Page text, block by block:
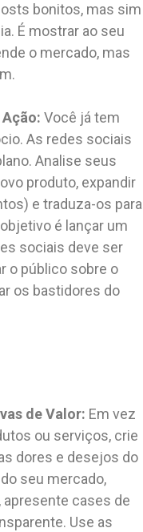
bonitos, mas sim
É mostrar ao seu
o mercado, mas
Você já tem
As redes sociais
Analise seus
produto, expandir
e traduza-os para
é lançar um
sociais deve ser
o público sobre o
os bastidores do
de Valor: Em vez
ou serviços, crie
dores e desejos do
seu mercado,
cases de
Use as